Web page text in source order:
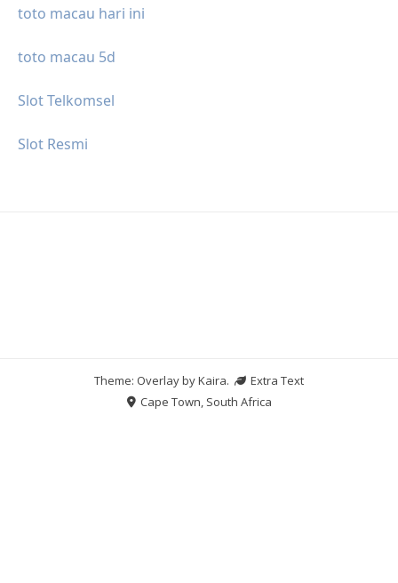
toto macau hari ini
toto macau 5d
Slot Telkomsel
Slot Resmi
Theme: Overlay byKaira.
Extra Text
Cape Town, South Africa